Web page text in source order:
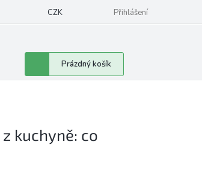
CZK Přihlášení
Nákupní
košík
Prázdný košík
kuchyně: co